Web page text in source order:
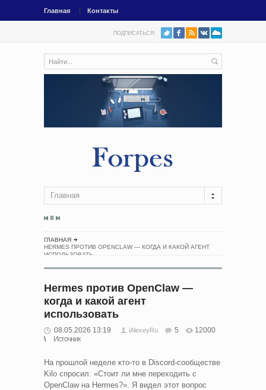
Главная Контакты
ПОДПИСАТЬСЯ:
Главная
ГЛАВНАЯ
HERMES ПРОТИВ OPENCLAW — КОГДА И КАКОЙ АГЕНТ
ИСПОЛЬЗОВАТЬ
Hermes против OpenClaw —
когда и какой агент
использовать
08.05.2026 13:19 iAlexeyRu 5
12000
Источник
На прошлой неделе кто-то в Discord-сообществе
Kilo спросил: «Стоит ли мне переходить с
OpenClaw на Hermes?». Я видел этот вопрос